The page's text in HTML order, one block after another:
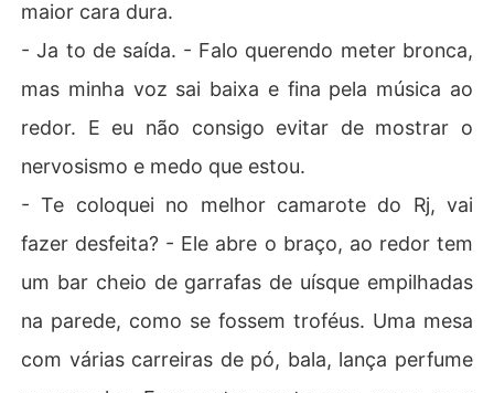
maior cara dura.
- Ja to de saída. - Falo querendo meter bronca,
mas minha voz sai baixa e fina pela música ao
redor. E eu não consigo evitar de mostrar o
nervosismo e medo que estou.
- Te coloquei no melhor camarote do Rj, vai
fazer desfeita? - Ele abre o braço, ao redor tem
um bar cheio de garrafas de uísque empilhadas
na parede, como se fossem troféus. Uma mesa
com várias carreiras de pó, bala, lança perfume